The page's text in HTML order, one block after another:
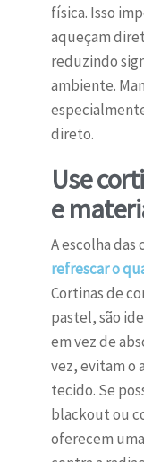
física. Isso
aqueçam
reduzindo
ambiente.
direto.
Use
e
A escolha
refrescar o
Cortinas de
pastel, são
em vez de
vez, evitam o
tecido. Se
blackout ou
oferecem